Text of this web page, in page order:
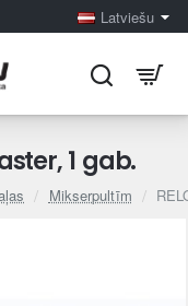
Latviešu
1 gab.
Mikserpultīm